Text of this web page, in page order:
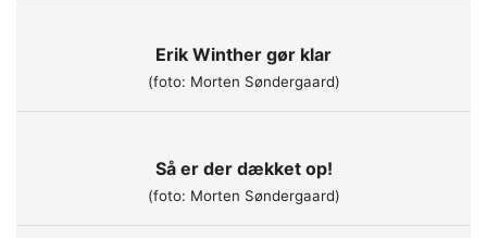
Erik Winther gør klar
(foto: Morten Søndergaard)
Så er der dækket op!
(foto: Morten Søndergaard)